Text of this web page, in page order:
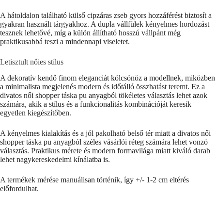
A hátoldalon található külső cipzáras zseb gyors hozzáférést biztosít a
gyakran használt tárgyakhoz. A dupla vállfülek kényelmes hordozást
tesznek lehetővé, míg a külön állítható hosszú vállpánt még
praktikusabbá teszi a mindennapi viseletet.
Letisztult nőies stílus
A dekoratív kendő finom eleganciát kölcsönöz a modellnek, miközben
a minimalista megjelenés modern és időtálló összhatást teremt. Ez a
divatos női shopper táska pu anyagból tökéletes választás lehet azok
számára, akik a stílus és a funkcionalitás kombinációját keresik
egyetlen kiegészítőben.
A kényelmes kialakítás és a jól pakolható belső tér miatt a divatos női
shopper táska pu anyagból széles vásárlói réteg számára lehet vonzó
választás. Praktikus mérete és modern formavilága miatt kiváló darab
lehet nagykereskedelmi kínálatba is.
A termékek mérése manuálisan történik, így +/- 1-2 cm eltérés
előfordulhat.